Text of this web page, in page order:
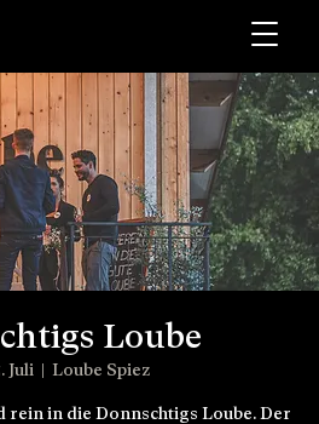
Loube
Juli
  |
Loube Spiez
rein in die Donnschtigs Loube. Der